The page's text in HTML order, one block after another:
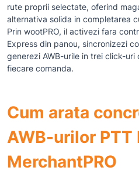
rute proprii selectate, oferind
alternativa solida in completarea
Prin wootPRO, il activezi fara
Express din panou, sincronizezi
generezi AWB-urile in trei click-
fiecare comanda.
Cum arata
AWB-urilor PTT
MerchantPRO